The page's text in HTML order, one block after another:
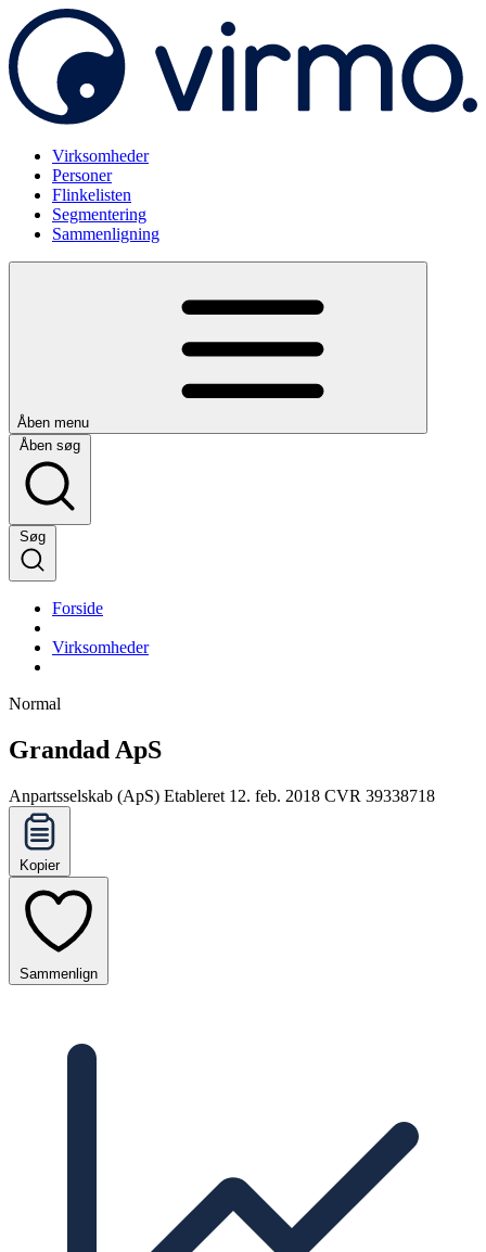
Virksomheder
Personer
Flinkelisten
Segmentering
Sammenligning
Åben menu
Åben søg
Søg
Forside
Virksomheder
Normal
Grandad ApS
Anpartsselskab (ApS) Etableret 12. feb. 2018 CVR 39338718
Kopier
Sammenlign